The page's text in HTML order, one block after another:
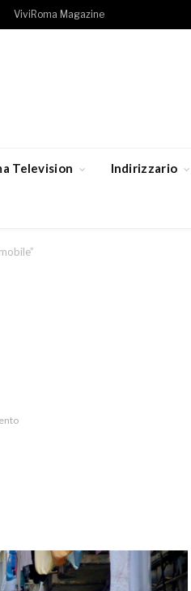
ViviRoma Magazine
Television Indirizzario